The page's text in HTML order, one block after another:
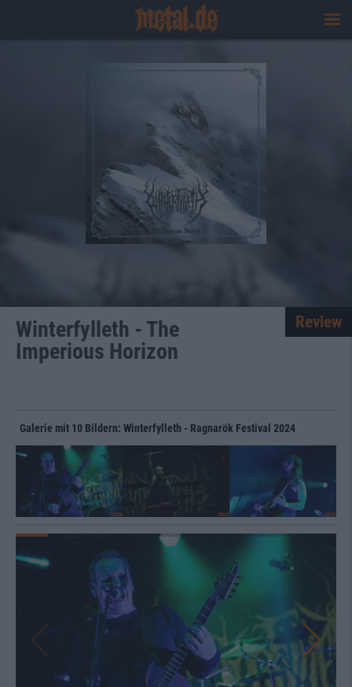
Winterfylleth - The
Imperious Horizon
Review
Galerie mit 10 Bildern: Winterfylleth - Ragnarök Festival 2024